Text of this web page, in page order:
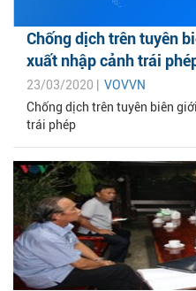
Chống dịch trên tuyên
xuất nhập cảnh trái
23/03/2020 | VOVVN
Chống dịch trên tuyên biên
trái phép